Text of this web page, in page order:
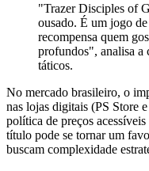
"Trazer Disciples of
ousado. É um jogo
recompensa quem
profundos", analisa a
táticos.
No mercado brasileiro, o
nas lojas digitais (PS Store
política de preços
título pode se tornar um
buscam complexidade